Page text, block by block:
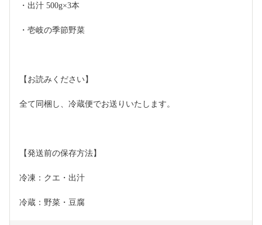
・出汁 500g×3本
・壱岐の季節野菜
【お読みください】
全て同梱し、冷蔵便でお送りいたします。
【発送前の保存方法】
冷凍：クエ・出汁
冷蔵：野菜・豆腐